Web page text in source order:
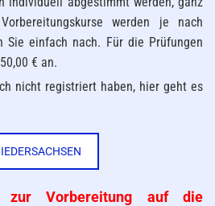
werden je nach
Sie einfach nach. Für die Prüfungen
€ an.
nicht registriert haben, hier geht es
zur Vorbereitung auf die